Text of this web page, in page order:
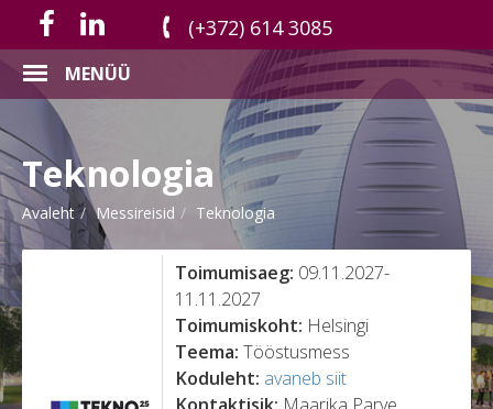
(+372) 614 3085
MENÜÜ
Teknologia
Avaleht Messireisid Teknologia
Toimumisaeg: 09.11.2027-
11.11.2027
Toimumiskoht: Helsingi
Teema:Tööstusmess
Koduleht: avaneb siit